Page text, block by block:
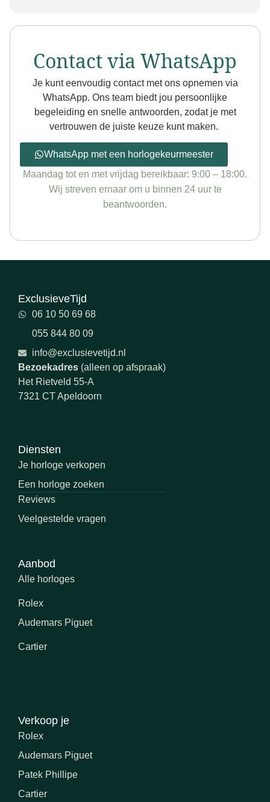
Contact via WhatsApp
Je kunt eenvoudig contact met ons opnemen via
WhatsApp. Ons team biedt jou persoonlijke
begeleiding en snelle antwoorden, zodat je met
vertrouwen de juiste keuze kunt maken.
WhatsApp met een horlogekeurmeester
Maandag tot en met vrijdag bereikbaar: 9:00 – 18:00.
Wij streven ernaar om u binnen 24 uur te
beantwoorden.
ExclusieveTijd
06 10 50 69 68
055 844 80 09
info@exclusievetijd.nl
Bezoekadres (alleen op afspraak)
Het Rietveld 55-A
7321 CT Apeldoorn
Diensten
Je horloge verkopen
Een horloge zoeken
Reviews
Veelgestelde vragen
Aanbod
Alle horloges
Rolex
Audemars Piguet
Cartier
Verkoop je
Rolex
Audemars Piguet
Patek Phillipe
Cartier